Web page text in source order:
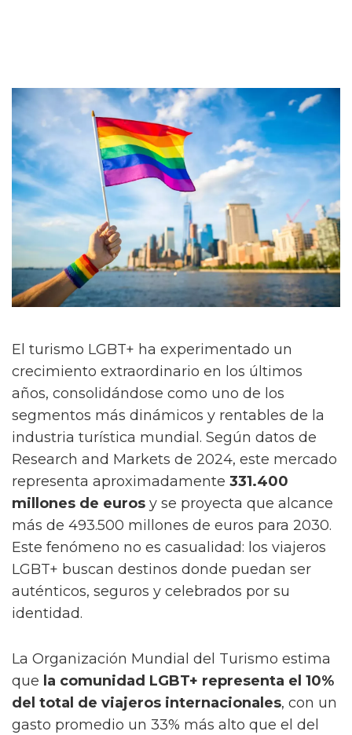
El turismo LGBT+ ha experimentado un
crecimiento extraordinario en los últimos
años, consolidándose como uno de los
segmentos más dinámicos y rentables de la
industria turística mundial. Según datos de
Research and Markets de 2024, este mercado
representa aproximadamente 331.400
millones de euros y se proyecta que alcance
más de 493.500 millones de euros para 2030.
Este fenómeno no es casualidad: los viajeros
LGBT+ buscan destinos donde puedan ser
auténticos, seguros y celebrados por su
identidad.
La Organización Mundial del Turismo estima
que la comunidad LGBT+ representa el 10%
del total de viajeros internacionales, con un
gasto promedio un 33% más alto que el del